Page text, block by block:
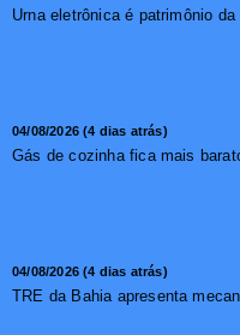
04/08/2026 (4 dias atrás)
04/08/2026 (4 dias atrás)